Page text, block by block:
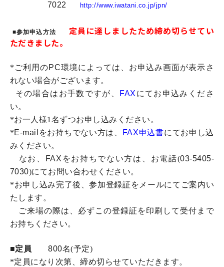
7022
http://www.iwatani.co.jp/jpn/
■参加申込方法 定員に達しましたため締め切らせてい
ただきました。
*ご利用のPC環境によっては、お申込み画面が表示さ
れない場合がございます。
その場合はお手数ですが、
FAX にてお申込みくださ
い。
*お一人様1名ずつお申し込みください。
*E-mail をお持ちでない方は、 FAX申込書にてお申し込
みください。
なお、
FAX をお持ちでない方は、お電話(03-5405-
7030)にてお問い合わせください。
*お申し込み完了後、参加登録証をメールにてご案内い
たします。
ご来場の際は、必ずこの登録証を印刷して受付まで
お持ちください。
■定員 800名(予定)
*定員になり次第、締め切らせていただきます。